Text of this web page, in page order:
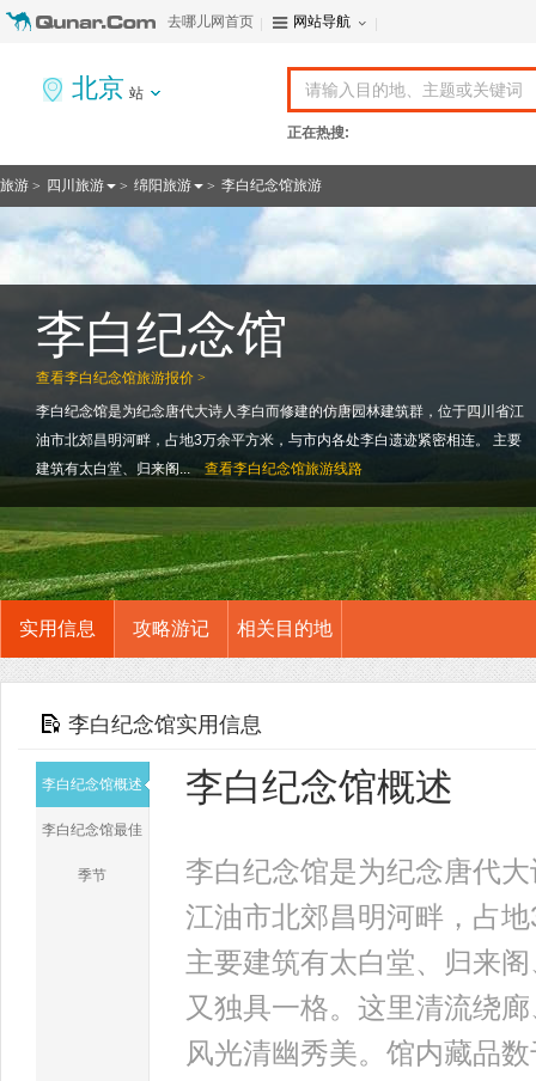
去哪儿网首页 网站导航
北京 站
正在热搜:
旅游 > 四川旅游 > 绵阳旅游 > 李白纪念馆旅游
查看李白纪念馆旅游报价 >
李白纪念馆
李白纪念馆是为纪念唐代大诗人李白而修建的仿唐园林建筑群，位于四川省江
油市北郊昌明河畔，占地3万余平方米，与市内各处李白遗迹紧密相连。 主要
建筑有太白堂、归来阁...
查看李白纪念馆旅游线路
实用信息 攻略游记 相关目的地
李白纪念馆实用信息
李白纪念馆概述
李白纪念馆最佳
季节
李白纪念馆概述
李白纪念馆是为纪念唐代
江油市北郊昌明河畔，占
主要建筑有太白堂、归来
又独具一格。这里清流绕
风光清幽秀美。馆内藏品